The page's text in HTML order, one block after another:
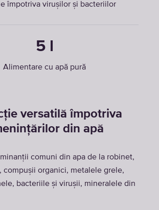
împotriva virușilor și bacteriilor
5 l
Alimentare cu apă pură
versatilă împotriva
din apă
comuni din apa de la robinet,
compușii organici, metalele grele,
bacteriile și virușii, mineralele din